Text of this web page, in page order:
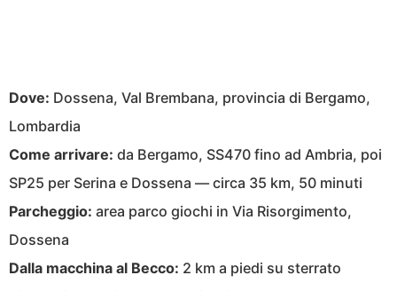
Dove: Dossena, Val Brembana, provincia di Bergamo,
Lombardia
Come arrivare: da Bergamo, SS470 fino ad Ambria, poi
SP25 per Serina e Dossena — circa 35 km, 50 minuti
Parcheggio: area parco giochi in Via Risorgimento,
Dossena
Dalla macchina al Becco: 2 km a piedi su sterrato